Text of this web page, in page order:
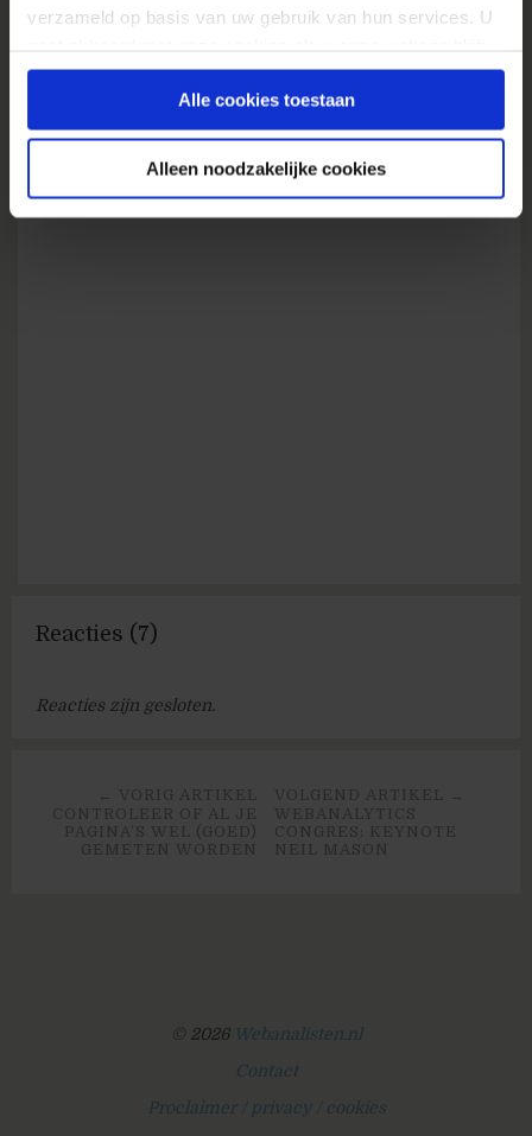
verzameld op basis van uw gebruik van hun services. U
gebruiken.
Alle cookies toestaan
Alleen noodzakelijke cookies
Origineel bericht:
Reacties (7)
Reacties zijn gesloten.
VOLGEND ARTIKEL →
WEBANALYTICS
CONGRES: KEYNOTE
NEIL MASON
← VORIG ARTIKEL
CONTROLEER OF AL JE
PAGINA’S WEL (GOED)
GEMETEN WORDEN
© 2026 Webanalisten.nl
Contact
Proclaimer / privacy / cookies